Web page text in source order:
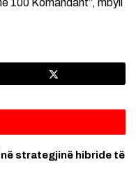
100 Komandant”, mbyll
strategjinë hibride të